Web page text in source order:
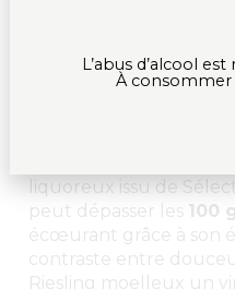
conservant une
apporte une grande
liquoreux issu de
peut dépasser les 100
écœurant grâce à son
contraste entre
Riesling moelleux un
L’abus d’alcool
À consommer